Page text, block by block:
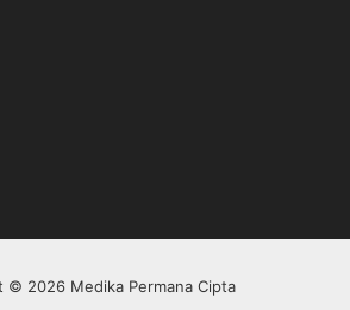
© 2026 Medika Permana Cipta